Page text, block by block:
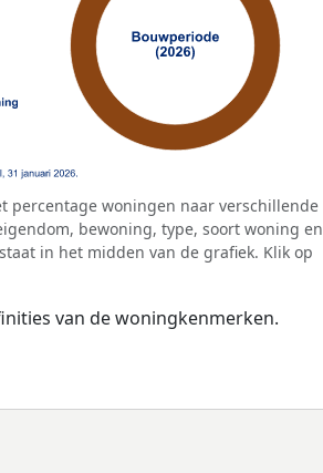
percentage woningen naar verschillende
bewoning, type, soort woning en
in het midden van de grafiek. Klik op
van de woningkenmerken.